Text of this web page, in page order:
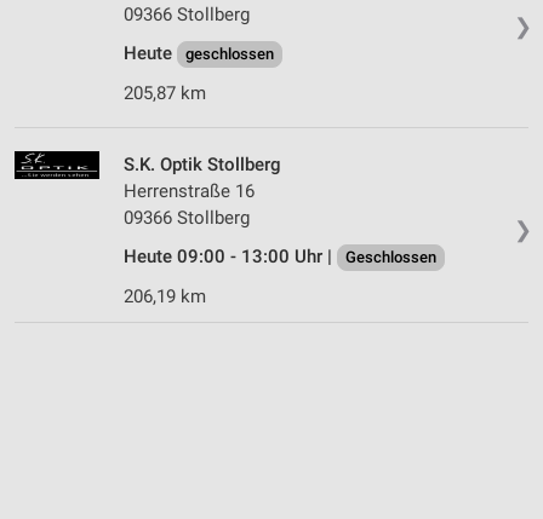
❯
09366 Stollberg
Heute
geschlossen
205,87 km
❯
S.K. Optik Stollberg
Herrenstraße 16
09366 Stollberg
Heute 09:00 - 13:00 Uhr |
Geschlossen
206,19 km